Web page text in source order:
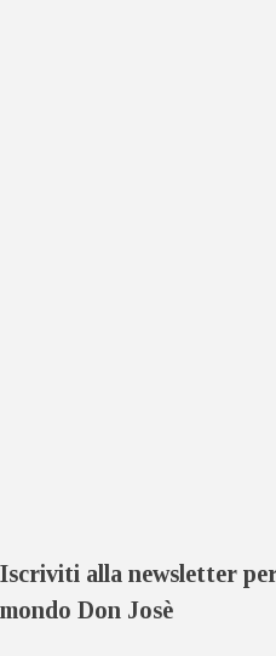
Iscriviti alla newsletter
mondo Don Josè